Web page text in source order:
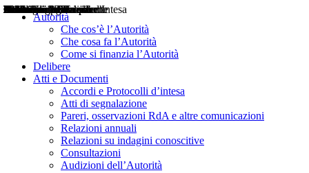
Autorità
Che cos’è l’Autorità
Che cosa fa l’Autorità
Come si finanzia l’Autorità
Delibere
Atti e Documenti
Accordi e Protocolli d’intesa
Atti di segnalazione
Pareri, osservazioni RdA e altre comunicazioni
Relazioni annuali
Relazioni su indagini conoscitive
Consultazioni
Audizioni dell’Autorità
Delibere
Pareri
Consultazioni
Audizioni
Atti di Segnalazione
Accordi e Protocolli d'Intesa
Relazioni annuali
Misure di regolazione
Notizie
Comunicati Stampa
Bollettini ART
Convegni ART
Interviste del Presidente
Articoli in primo piano
Interventi del Presidente
2004
2005
2010
2013
2014
2015
2016
2017
2018
2019
202
2020
2021
2022
2023
2024
2025
2026
Aereo
Marittimo
Terrestre